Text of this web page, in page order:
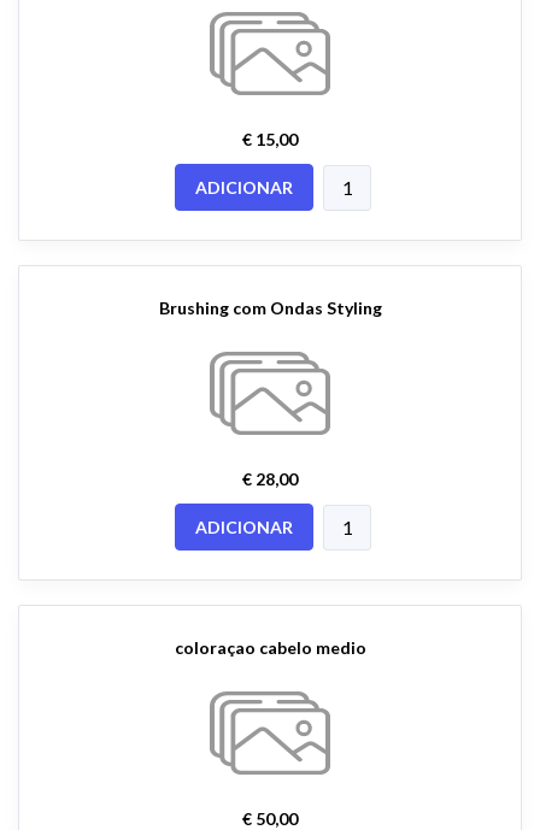
€ 15,00
ADICIONAR
Brushing com Ondas Styling
€ 28,00
ADICIONAR
coloraçao cabelo medio
€ 50,00